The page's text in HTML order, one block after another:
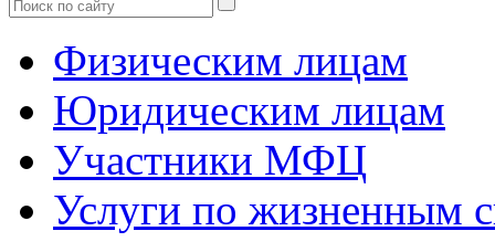
Физическим лицам
Юридическим лицам
Участники МФЦ
Услуги по жизненным